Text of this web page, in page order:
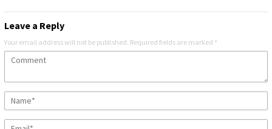
Leave a Reply
Your email address will not be published. Required fields are marked *